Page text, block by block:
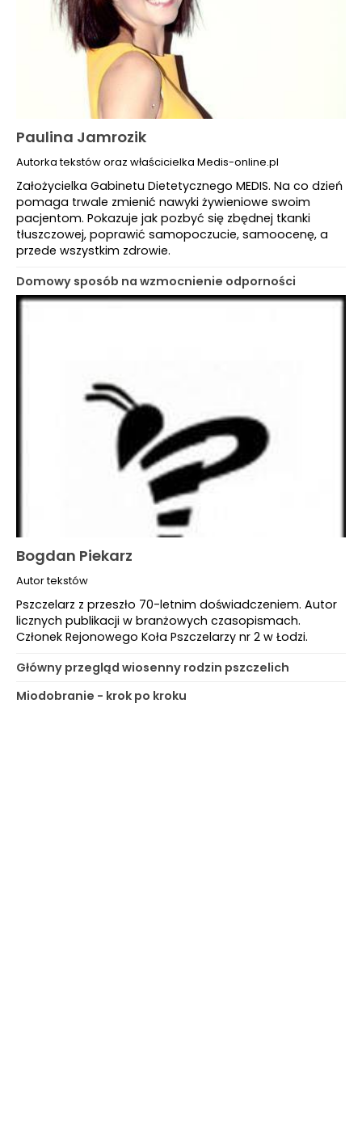
Paulina Jamrozik
Autorka tekstów oraz właścicielka Medis-online.pl
Założycielka Gabinetu Dietetycznego MEDIS. Na co dzień
pomaga trwale zmienić nawyki żywieniowe swoim
pacjentom. Pokazuje jak pozbyć się zbędnej tkanki
tłuszczowej, poprawić samopoczucie, samoocenę, a
przede wszystkim zdrowie.
Domowy sposób na wzmocnienie odporności
Bogdan Piekarz
Autor tekstów
Pszczelarz z przeszło 70-letnim doświadczeniem. Autor
licznych publikacji w branżowych czasopismach.
Członek Rejonowego Koła Pszczelarzy nr 2 w Łodzi.
Główny przegląd wiosenny rodzin pszczelich
Miodobranie - krok po kroku